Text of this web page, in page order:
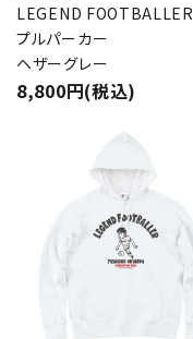
LEGEND FOOTBALLER
プルパーカー
ヘザーグレー
8,800円(税込)
キーワード